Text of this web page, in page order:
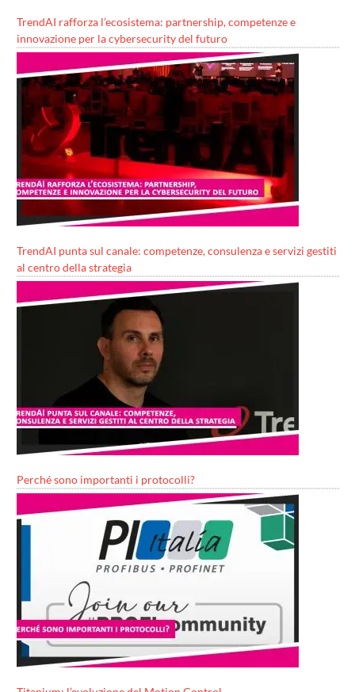
TrendAI rafforza l’ecosistema: partnership, competenze e
innovazione per la cybersecurity del futuro
TrendAI punta sul canale: competenze, consulenza e servizi gestiti
al centro della strategia
Perché sono importanti i protocolli?